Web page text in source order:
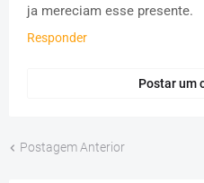
ja mereciam esse presente.
Responder
Postar um
Postagem Anterior